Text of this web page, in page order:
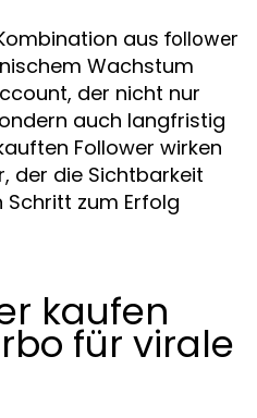
aus follower
Wachstum
der nicht nur
auch langfristig
Follower wirken
der die Sichtbarkeit
zum Erfolg
kaufen
für virale